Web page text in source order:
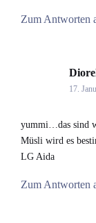
Zum Antworten
17.
yummi…das sind
Müsli wird es
LG Aida
Zum Antworten